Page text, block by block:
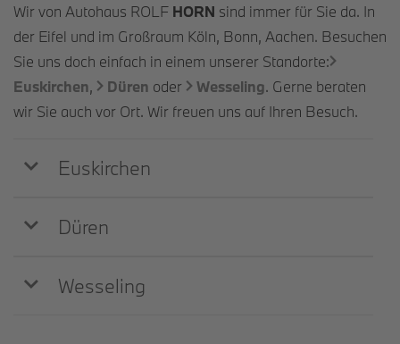
Wir von Autohaus ROLF HORN sind immer für Sie da. In
der Eifel und im Großraum Köln, Bonn, Aachen. Besuchen
Sie uns doch einfach in einem unserer Standorte:
Euskirchen, Düren oder Wesseling. Gerne beraten
wir Sie auch vor Ort. Wir freuen uns auf Ihren Besuch.
Euskirchen
Düren
Wesseling